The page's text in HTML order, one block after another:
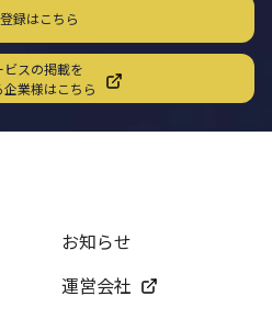
録はこちら
ビスの掲載を
業様はこちら
お知らせ
運営会社